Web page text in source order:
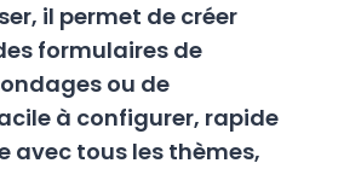
il permet de créer
formulaires de
ou de
à configurer, rapide
avec tous les thèmes,